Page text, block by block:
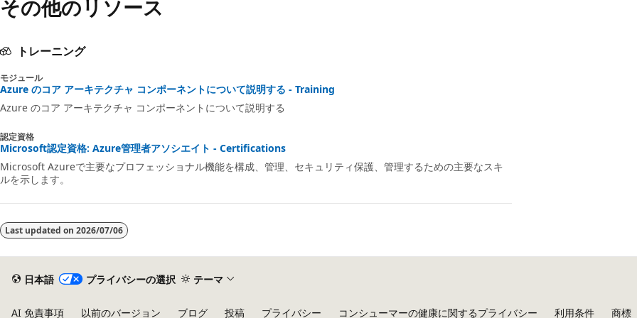
その他のリソース
トレーニング
モジュール
Azure のコア アーキテクチャ コンポーネントについて説明する - Training
Azure のコア アーキテクチャ コンポーネントについて説明する
認定資格
Microsoft認定資格: Azure管理者アソシエイト - Certifications
Microsoft Azureで主要なプロフェッショナル機能を構成、管理、セキュリティ保護、管理するための主要なスキ
ルを示します。
Last updated on 2026/07/06
日本語 プライバシーの選択 テーマ
AI 免責事項 以前のバージョン ブログ 投稿 プライバシー コンシューマーの健康に関するプライバシー 利用条件 商標